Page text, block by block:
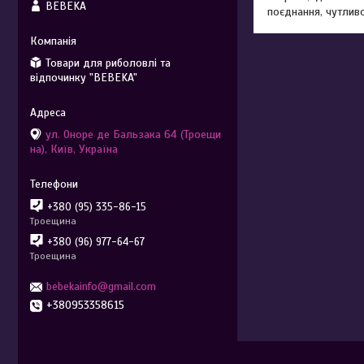
поєднання,
BEBEKA
Товари для риболовлі та
відпочинку "BEBEKA"
ул. Оноре де Бальзака 64 (Троещи
на), Київ, Україна
+380 (95) 335-86-15
Троещина
+380 (96) 977-64-67
Троещина
bebekainfo@gmail.com
+380953358615